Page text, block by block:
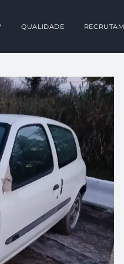
QUALIDADE